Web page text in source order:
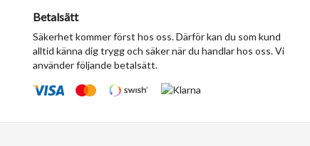
Betalsätt
Säkerhet kommer först hos oss. Därför kan du som kund
alltid känna dig trygg och säker när du handlar hos oss. Vi
använder följande betalsätt.